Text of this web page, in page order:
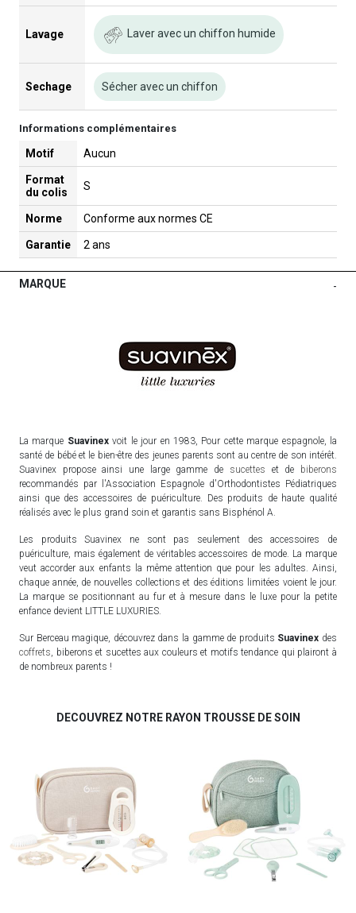
Lavage Laver avec un chiffon humide
Sechage Sécher avec un chiffon
Informations complémentaires
Motif Aucun
Format
du colis
S
Norme Conforme aux normes CE
Garantie 2 ans
MARQUE -
La marque Suavinexvoit le jour en 1983, Pour cette marque espagnole, la
santé de bébé et le bien-être des jeunes parents sont au centre de son intérêt.
Suavinex propose ainsi une large gamme de sucettes et de biberons
recommandés par l'Association Espagnole d'Orthodontistes Pédiatriques
ainsi que des accessoires de puériculture. Des produits de haute qualité
réalisés avec le plus grand soin et garantis sans Bisphénol A.
Les produits Suavinex ne sont pas seulement des accessoires de
puériculture, mais également de véritables accessoires de mode. La marque
veut accorder aux enfants la même attention que pour les adultes. Ainsi,
chaque année, de nouvelles collections et des éditions limitées voient le jour.
La marque se positionnant au fur et à mesure dans le luxe pour la petite
enfance devient LITTLE LUXURIES.
Sur Berceau magique, découvrez dans la gamme de produits Suavinex des
coffrets , biberons et sucettes aux couleurs et motifs tendance qui plairont à
de nombreux parents !
DECOUVREZ NOTRE RAYON TROUSSE DE SOIN